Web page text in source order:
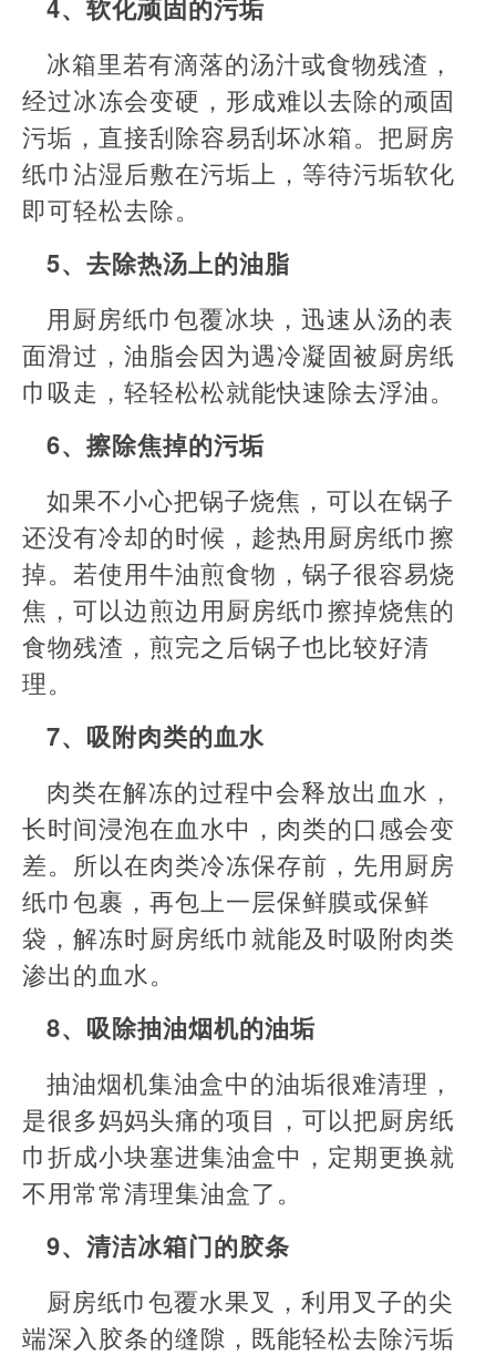
4、软化顽固的污垢
冰箱里若有滴落的汤汁或食物残渣，
经过冰冻会变硬，形成难以去除的顽固
污垢，直接刮除容易刮坏冰箱。把厨房
纸巾沾湿后敷在污垢上，等待污垢软化
即可轻松去除。
5、去除热汤上的油脂
用厨房纸巾包覆冰块，迅速从汤的表
面滑过，油脂会因为遇冷凝固被厨房纸
巾吸走，轻轻松松就能快速除去浮油。
6、擦除焦掉的污垢
如果不小心把锅子烧焦，可以在锅子
还没有冷却的时候，趁热用厨房纸巾擦
掉。若使用牛油煎食物，锅子很容易烧
焦，可以边煎边用厨房纸巾擦掉烧焦的
食物残渣，煎完之后锅子也比较好清
理。
7、吸附肉类的血水
肉类在解冻的过程中会释放出血水，
长时间浸泡在血水中，肉类的口感会变
差。所以在肉类冷冻保存前，先用厨房
纸巾包裹，再包上一层保鲜膜或保鲜
袋，解冻时厨房纸巾就能及时吸附肉类
渗出的血水。
8、吸除抽油烟机的油垢
抽油烟机集油盒中的油垢很难清理，
是很多妈妈头痛的项目，可以把厨房纸
巾折成小块塞进集油盒中，定期更换就
不用常常清理集油盒了。
9、清洁冰箱门的胶条
厨房纸巾包覆水果叉，利用叉子的尖
端深入胶条的缝隙，既能轻松去除污垢